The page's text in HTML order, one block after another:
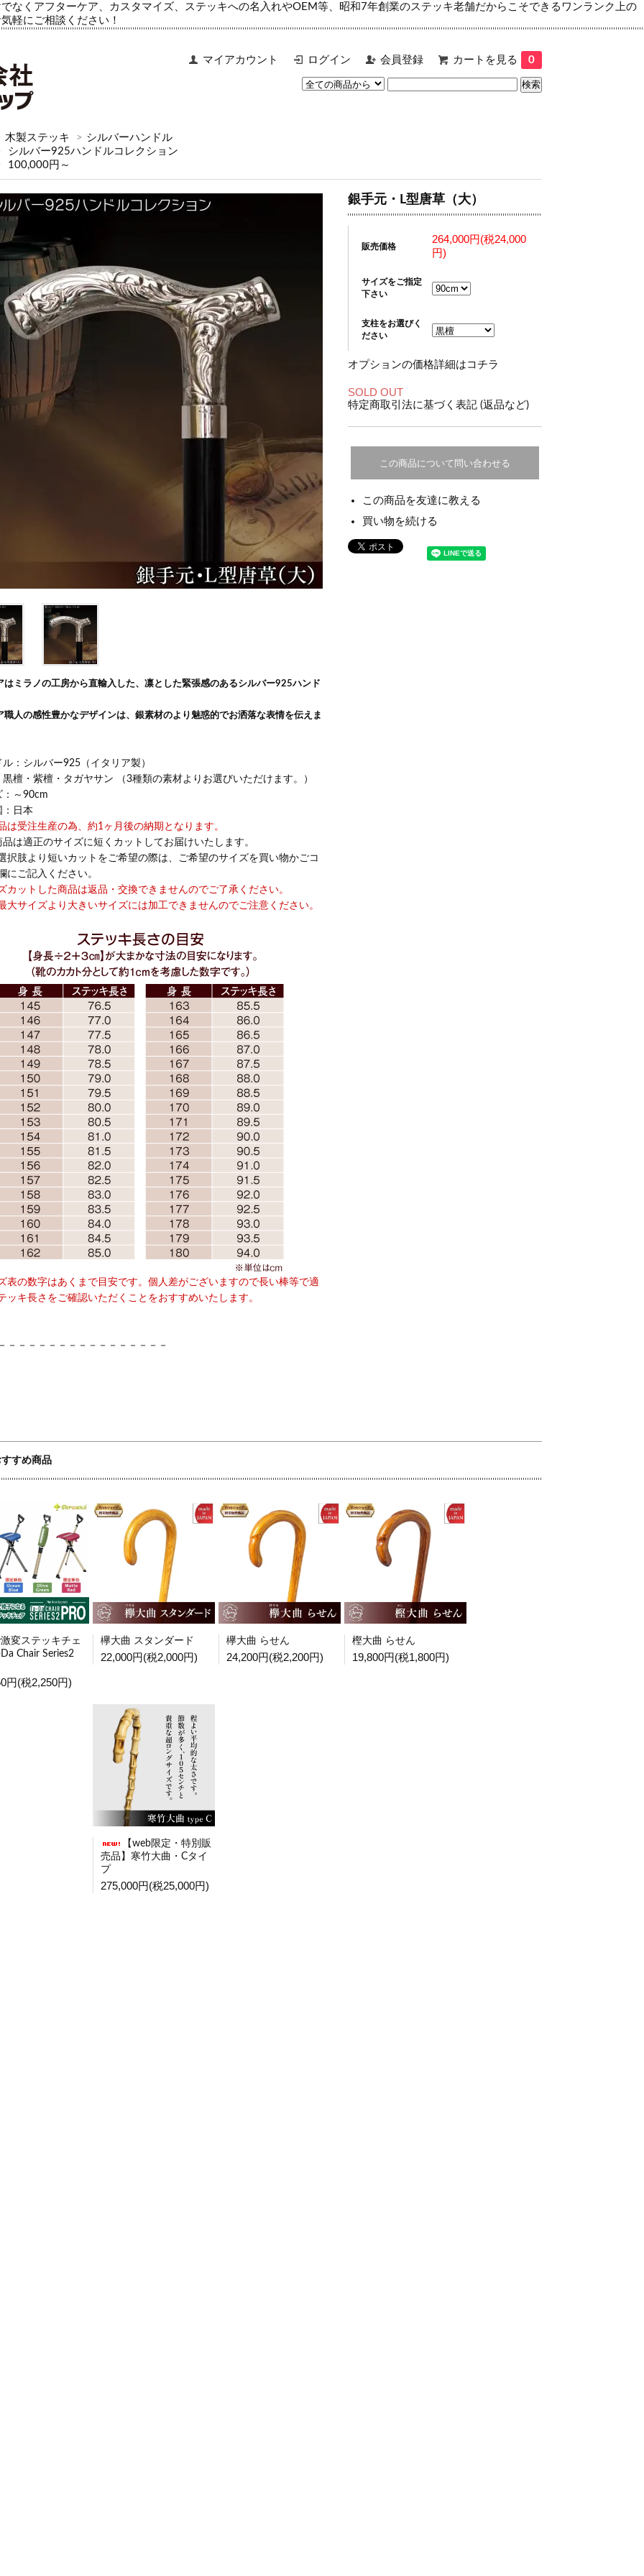
なくアフターケア、カスタマイズ、ステッキへの名入れやOEM等、昭和7年創業のステッキ老舗だからこそできるワンランク上の
軽にご相談ください！
マイアカウント ログイン 会員登録 カートを見る 0
木製ステッキ > シルバーハンドル
シルバー925ハンドルコレクション
100,000円～
銀手元・L型唐草（大）
販売価格
264,000円(税24,000
円)
サイズをご指定
下さい
支柱をお選びく
ださい
オプションの価格詳細はコチラ
はミラノの工房から直輸入した、凛とした緊張感のあるシルバー925ハンド
職人の感性豊かなデザインは、銀素材のより魅惑的でお洒落な表情を伝えま
：シルバー925（イタリア製）
黒檀・紫檀・タガヤサン （3種類の素材よりお選びいただけます。）
：～90cm
：日本
は受注生産の為、約1ヶ月後の納期となります。
は適正のサイズに短くカットしてお届けいたします。
択肢より短いカットをご希望の際は、ご希望のサイズを買い物かごコ
にご記入ください。
カットした商品は返品・交換できませんのでご了承ください。
大サイズより大きいサイズには加工できませんのでご注意ください。
表の数字はあくまで目安です。個人差がございますので長い棒等で適
ッキ長さをご確認いただくことをおすすめいたします。
－－－－－－－－－－－－－－－－
SOLD OUT
特定商取引法に基づく表記 (返品など)
この商品について問い合わせる
この商品を友達に教える
買い物を続ける
すめ商品
変ステッキチェ
Chair Series2
円(税2,250円)
欅大曲 スタンダード
22,000円(税2,000円)
欅大曲 らせん
24,200円(税2,200円)
樫大曲 らせん
19,800円(税1,800円)
【web限定・特別販
売品】寒竹大曲・Cタイ
プ
275,000円(税25,000円)